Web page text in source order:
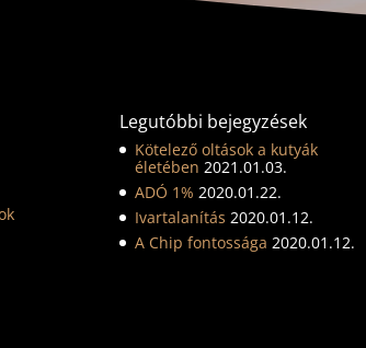
Legutóbbi bejegyzések
Kötelező oltások a kutyák
életében 2021.01.03.
ADÓ 1% 2020.01.22.
Ivartalanítás 2020.01.12.
A Chip fontossága 2020.01.12.